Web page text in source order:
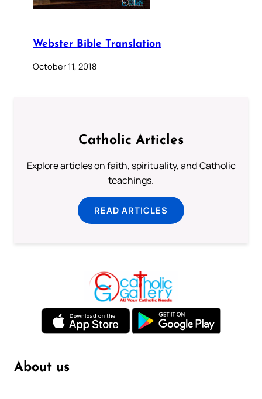
Webster Bible Translation
October 11, 2018
Catholic Articles
Explore articles on faith, spirituality, and Catholic
teachings.
READ ARTICLES
About us